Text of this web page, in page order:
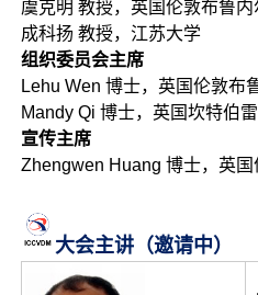
虞克明 教授，英国伦敦布鲁内
成科扬 教授，江苏大学
组织委员会主席
Lehu Wen 博士，英国伦敦布
Mandy Qi 博士，英国坎特伯
宣传主席
Zhengwen Huang 博士，英
大会主讲（邀请中）